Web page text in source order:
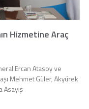
Hizmetine Araç
Ercan Atasoy ve
Mehmet Güler, Akyürek
Asayiş